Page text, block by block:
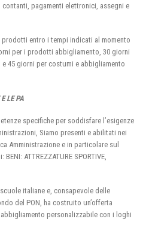
pagamenti elettronici, assegni e
entro i tempi indicati al momento
per i prodotti abbigliamento, 30 giorni
45 giorni per costumi e abbigliamento
LE PA
specifiche per soddisfare l’esigenze
Siamo presenti e abilitati nei
Amministrazione e in particolare sul
ATTREZZATURE SPORTIVE,
italiane e, consapevole delle
del PON, ha costruito un’offerta
personalizzabile con i loghi